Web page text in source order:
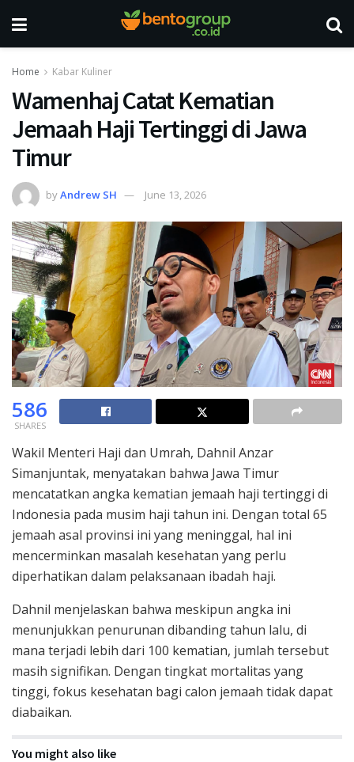
Home Kabar Kuliner
Wamenhaj Catat Kematian
Jemaah Haji Tertinggi di Jawa
Timur
byAndrew SH June 13, 2026
586
SHARES
Wakil Menteri Haji dan Umrah, Dahnil Anzar
Simanjuntak, menyatakan bahwa Jawa Timur
mencatatkan angka kematian jemaah haji tertinggi di
Indonesia pada musim haji tahun ini. Dengan total 65
jemaah asal provinsi ini yang meninggal, hal ini
mencerminkan masalah kesehatan yang perlu
diperhatikan dalam pelaksanaan ibadah haji.
Dahnil menjelaskan bahwa meskipun angka ini
menunjukkan penurunan dibanding tahun lalu, di
mana terjadi lebih dari 100 kematian, jumlah tersebut
masih signifikan. Dengan tingkat mortalitas yang
tinggi, fokus kesehatan bagi calon jemaah tidak dapat
diabaikan.
You might also like